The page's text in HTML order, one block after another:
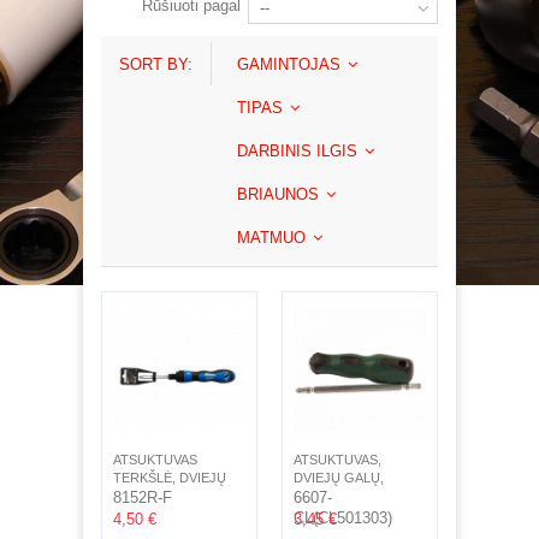
Rūšiuoti pagal --
SORT BY: GAMINTOJAS
TIPAS
DARBINIS ILGIS
BRIAUNOS
MATMUO
ATSUKTUVAS
TERKŠLĖ, DVIEJŲ
GALŲ, PH2, SL6.0, L-
215-300MM
8152R-F
4,50 €
ATSUKTUVAS,
DVIEJŲ GALŲ,
KRYŽMINIS
(PHILIPS),
6607-
CL(CL501303)
3,45 €